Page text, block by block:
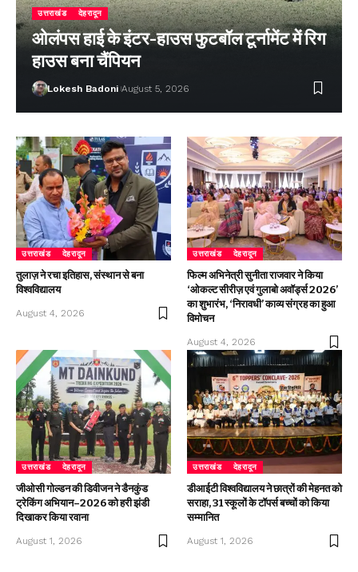
उत्तराखंड देहरादून
ओलंपस हाई के इंटर-हाउस फुटबॉल टूर्नामेंट में रिग
हाउस बना चैंपियन
Lokesh Badoni August 5, 2026
उत्तराखंड देहरादून
तुलाज़ ने रचा इतिहास, संस्थान से बना
विश्वविद्यालय
August 4, 2026
उत्तराखंड देहरादून
फिल्म अभिनेत्री सुनीता राजवार ने किया
‘ओकल्ट सीरीज़ एवं गुलाबो अवॉर्ड्स 2026’
का शुभारंभ, ‘निरावधी’ काव्य संग्रह का हुआ
विमोचन
August 4, 2026
उत्तराखंड देहरादून
जीओसी गोल्डन की डिवीजन ने डैनकुंड
ट्रेकिंग अभियान–2026 को हरी झंडी
दिखाकर किया रवाना
August 1, 2026
उत्तराखंड देहरादून
डीआईटी विश्वविद्यालय ने छात्रों की मेहनत को
सराहा, 31 स्कूलों के टॉपर्स बच्चों को किया
सम्मानित
August 1, 2026